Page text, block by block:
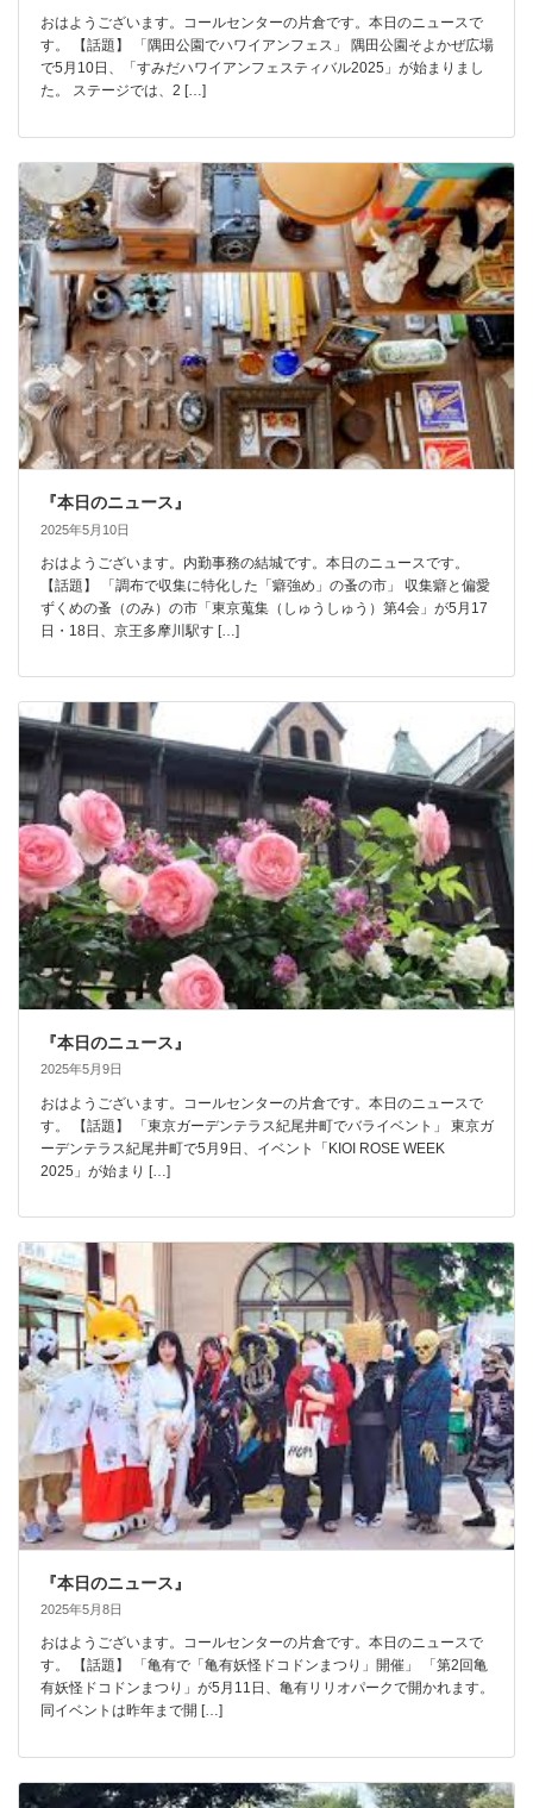
おはようございます。コールセンターの片倉です。本日のニュースで
す。 【話題】 「隅田公園でハワイアンフェス」 隅田公園そよかぜ広場
で5月10日、「すみだハワイアンフェスティバル2025」が始まりまし
た。 ステージでは、2 […]
『本日のニュース』
2025年5月10日
おはようございます。内勤事務の結城です。本日のニュースです。
【話題】 「調布で収集に特化した「癖強め」の蚤の市」 収集癖と偏愛
ずくめの蚤（のみ）の市「東京蒐集（しゅうしゅう）第4会」が5月17
日・18日、京王多摩川駅す […]
『本日のニュース』
2025年5月9日
おはようございます。コールセンターの片倉です。本日のニュースで
す。 【話題】 「東京ガーデンテラス紀尾井町でバライベント」 東京ガ
ーデンテラス紀尾井町で5月9日、イベント「KIOI ROSE WEEK
2025」が始まり […]
『本日のニュース』
2025年5月8日
おはようございます。コールセンターの片倉です。本日のニュースで
す。 【話題】 「亀有で「亀有妖怪ドコドンまつり」開催」 「第2回亀
有妖怪ドコドンまつり」が5月11日、亀有リリオパークで開かれます。
同イベントは昨年まで開 […]